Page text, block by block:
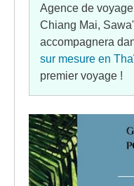
Agence de
Chiang Mai,
accompagnera
sur mesure en
premier voyage !